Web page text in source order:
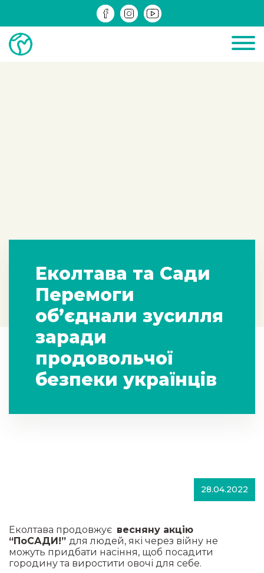
ДІЮЧІ
Еколтава та Сади
Перемоги
об’єднали зусилля
заради
продовольчої
безпеки українців
28.04.2022
Еколтава продовжує весняну акцію
“ПоСАДИ!” для людей, які через війну не
можуть придбати насіння, щоб посадити
городину та виростити овочі для себе.